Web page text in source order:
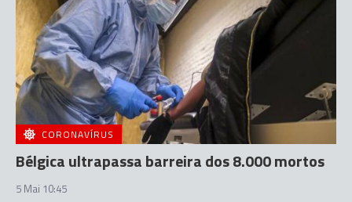
CORONAVÍRUS
Bélgica ultrapassa barreira dos 8.000 mortos
5 Mai 10:45